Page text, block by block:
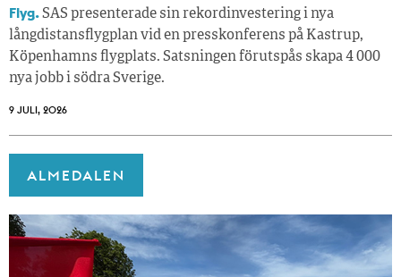
Flyg.SAS presenterade sin rekordinvestering i nya
långdistansflygplan vid en presskonferens på Kastrup,
Köpenhamns flygplats. Satsningen förutspås skapa 4 000
nya jobb i södra Sverige.
9 JULI, 2026
ALMEDALEN